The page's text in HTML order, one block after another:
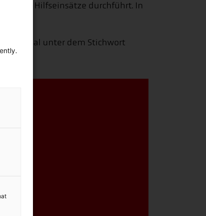
Hilfseinsätze durchführt. In
unter dem Stichwort